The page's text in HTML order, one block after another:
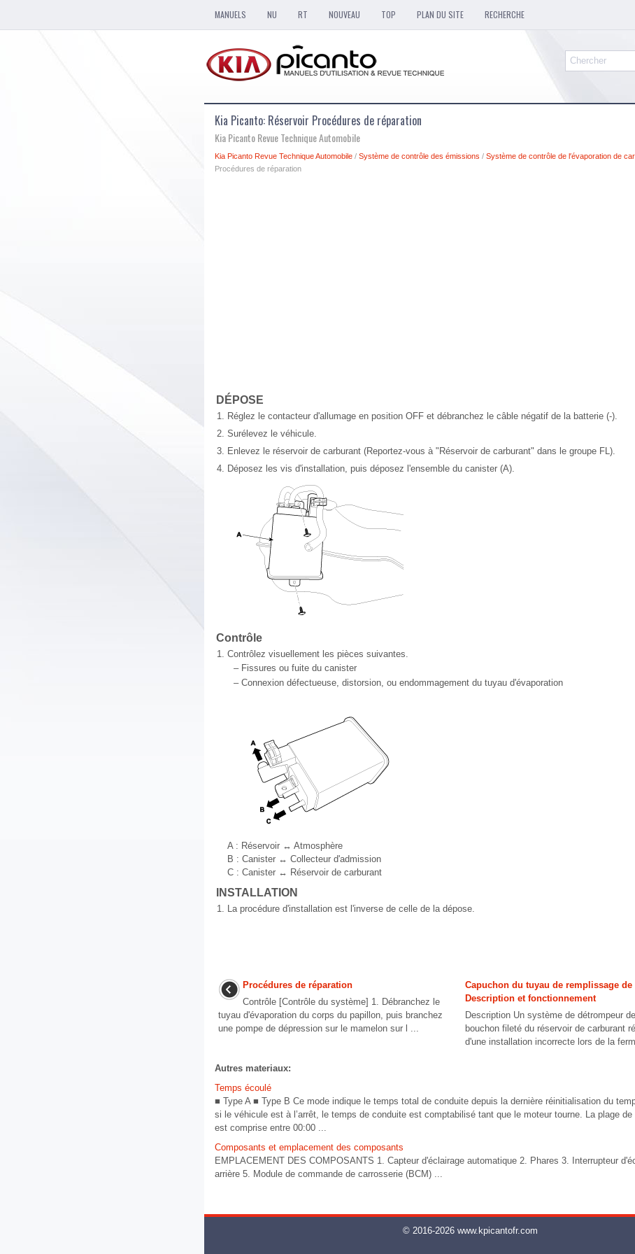
MANUELS NU RT NOUVEAU TOP PLAN DU SITE RECHERCHE
Kia Picanto: Réservoir Procédures de réparation
Kia Picanto Revue Technique Automobile
Kia Picanto Revue Technique Automobile / Système de contrôle des émissions / Système de contrôle de l′évaporation de
Procédures de réparation
DÉPOSE
1. Réglez le contacteur d'allumage en position OFF et débranchez le câble négatif de la batterie (-).
2. Surélevez le véhicule.
3. Enlevez le réservoir de carburant (Reportez-vous à "Réservoir de carburant" dans le groupe FL).
4. Déposez les vis d'installation, puis déposez l'ensemble du canister (A).
Contrôle
1. Contrôlez visuellement les pièces suivantes.
– Fissures ou fuite du canister
– Connexion défectueuse, distorsion, ou endommagement du tuyau d'évaporation
A : Réservoir ↔ Atmosphère
B : Canister ↔ Collecteur d'admission
C : Canister ↔ Réservoir de carburant
INSTALLATION
1. La procédure d'installation est l'inverse de celle de la dépose.
Procédures de réparation
Contrôle [Contrôle du système] 1. Débranchez le
tuyau d'évaporation du corps du papillon, puis branchez
une pompe de dépression sur le mamelon sur l ...
Capuchon du tuyau de remplissage de
Description et fonctionnement
Description Un système de détrompeur
bouchon fileté du réservoir de carburant
d'une installation incorrecte lors de la
Autres materiaux:
Temps écoulé
■ Type A ■ Type B Ce mode indique le temps total de conduite depuis la dernière réinitialisation du
si le véhicule est à l’arrêt, le temps de conduite est comptabilisé tant que le moteur tourne. La plage
est comprise entre 00:00 ...
Composants et emplacement des composants
EMPLACEMENT DES COMPOSANTS 1. Capteur d'éclairage automatique 2. Phares 3. Interrupteur
arrière 5. Module de commande de carrosserie (BCM) ...
© 2016-2026 www.kpicantofr.com